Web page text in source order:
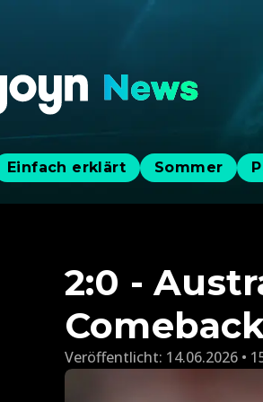
Einfach erklärt Sommer
2:0 -
Veröffentlicht: 14.06.2026 •